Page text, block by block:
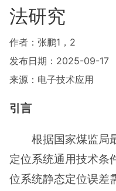
法研究
作者：张鹏1，2
发布日期：2025-09-17
来源：电子技术应用
引言
根据国家煤监局
定位系统通用技术条
位系统静态定位误差